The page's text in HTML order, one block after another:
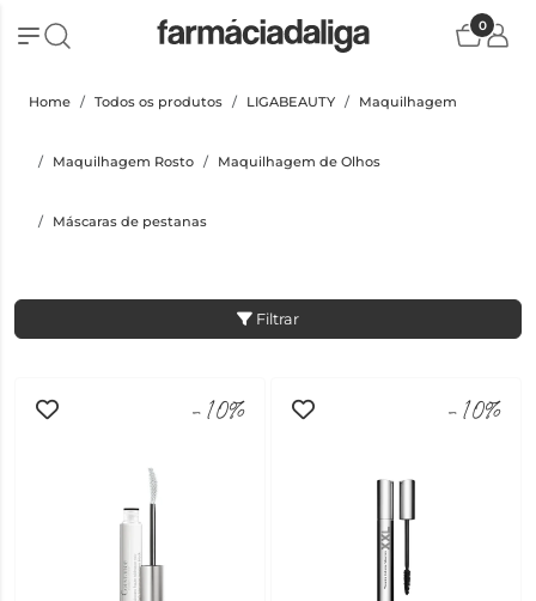
0
Home Todos os produtos LIGABEAUTY Maquilhagem
Maquilhagem Rosto Maquilhagem de Olhos
Máscaras de pestanas
Filtrar
-10% -10%